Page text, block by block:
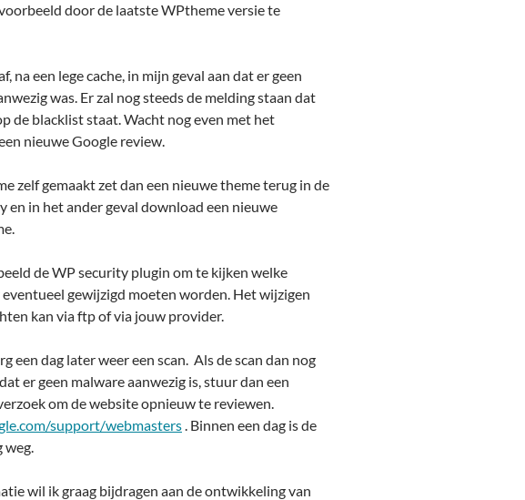
door de laatste WPtheme versie te
na een lege cache, in mijn geval aan dat er geen
was. Er zal nog steeds de melding staan dat
de blacklist staat. Wacht nog even met het
nieuwe Google review.
zelf gemaakt zet dan een nieuwe theme terug in de
en in het ander geval download een nieuwe
de WP security plugin om te kijken welke
gewijzigd moeten worden. Het wijzigen
kan via ftp of via jouw provider.
een dag later weer een scan. Als de scan dan nog
er geen malware aanwezig is, stuur dan een
om de website opnieuw te reviewen.
support/webmasters. Binnen een dag is de
weg.
wil ik graag bijdragen aan de ontwikkeling van